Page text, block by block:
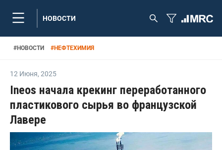
НОВОСТИ
#НОВОСТИ #НЕФТЕХИМИЯ
12 Июня, 2025
Ineos начала крекинг переработанного
пластикового сырья во французской
Лавере